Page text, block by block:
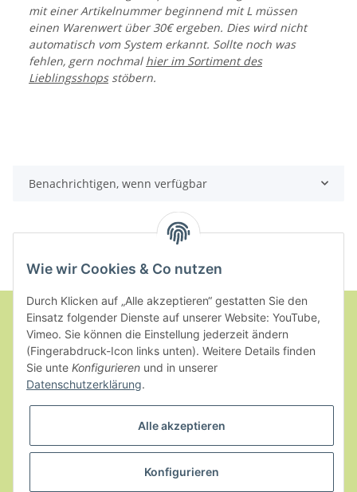
mit einer Artikelnummer beginnend mit L müssen
einen Warenwert über 30€ ergeben. Dies wird nicht
automatisch vom System erkannt. Sollte noch was
fehlen, gern nochmal hier im Sortiment des
Lieblingsshopsstöbern.
Benachrichtigen, wenn verfügbar
Informationen
Gesetzliche Informationen
Wie wir Cookies & Co nutzen
Durch Klicken auf „Alle akzeptieren“ gestatten Sie den
Einsatz folgender Dienste auf unserer Website: YouTube,
Vimeo. Sie können die Einstellung jederzeit ändern
(Fingerabdruck-Icon links unten). Weitere Details finden
Sie unte Konfigurieren und in unserer
Datenschutzerklärung.
Alle akzeptieren
Konfigurieren